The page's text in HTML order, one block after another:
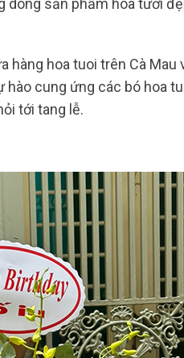
hoa tuoi trên Cà Mau
cung ứng các bó hoa
tới tang lễ.